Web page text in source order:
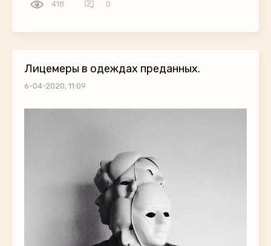
418 0
Лицемеры в одеждах преданных.
6-04-2020, 11:09